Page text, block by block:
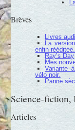
Brèves
Livres
La
enfin rééditée.
Ray’s Day
Mes
Variante
vélo noir.
Panne
Science-fiction,
Articles